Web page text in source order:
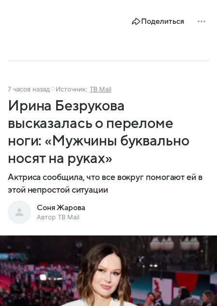
Поделиться
7 часов назад Источник: ТВ Mail
Ирина Безрукова
высказалась о переломе
ноги: «Мужчины буквально
носят на руках»
Актриса сообщила, что все вокруг помогают ей в
этой непростой ситуации
Соня Жарова
Автор ТВ Mail